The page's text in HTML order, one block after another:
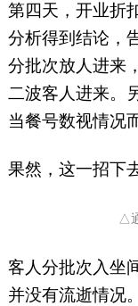
第四天，开业折
分析得到结论，
分批次放人进来
二波客人进来。
当餐号数视情况
果然，这一招下
△
客人分批次入坐
并没有流逝情况